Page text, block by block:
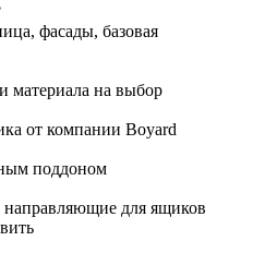
фасады, базовая
материала на выбор
от компании Boyard
поддоном
для ящиков